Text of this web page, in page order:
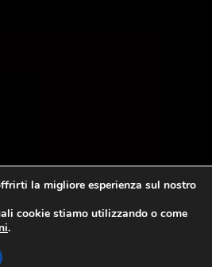
la migliore esperienza sul nostro
cookie stiamo utilizzando o come
.